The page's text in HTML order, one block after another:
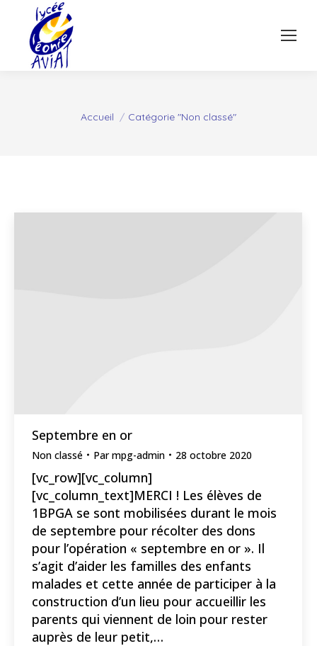
Vous êtes ici :
Accueil Catégorie "Non classé"
Septembre en or
Non classé Parmpg-admin 28 octobre 2020
[vc_row][vc_column]
[vc_column_text]MERCI ! Les élèves de
1BPGA se sont mobilisées durant le mois
de septembre pour récolter des dons
pour l’opération « septembre en or ». Il
s’agit d’aider les familles des enfants
malades et cette année de participer à la
construction d’un lieu pour accueillir les
parents qui viennent de loin pour rester
auprès de leur petit,…